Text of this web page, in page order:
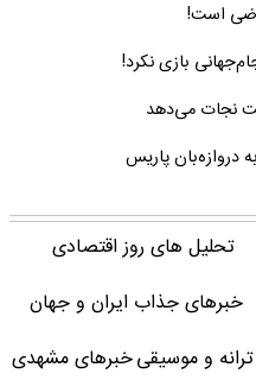
است!
بازی نکرد!
دروازه‌بان پاریس
تحلیل های روز اقتصادی
خبرهای جذاب ایران و جهان
ترانه و موسیقیخبرهای مشهدی